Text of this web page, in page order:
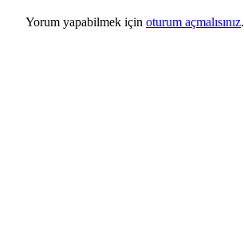
Yorum yapabilmek için oturum açmalısınız.